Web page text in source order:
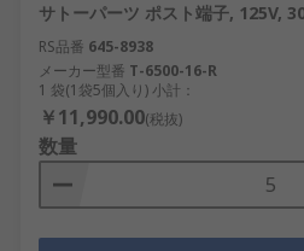
サトーパーツ ポスト端子, 125V,
RS品番 645-8938
メーカー型番 T-6500-16-R
1 袋(1袋5個入り) 小計：
￥11,990.00(税抜)
数量